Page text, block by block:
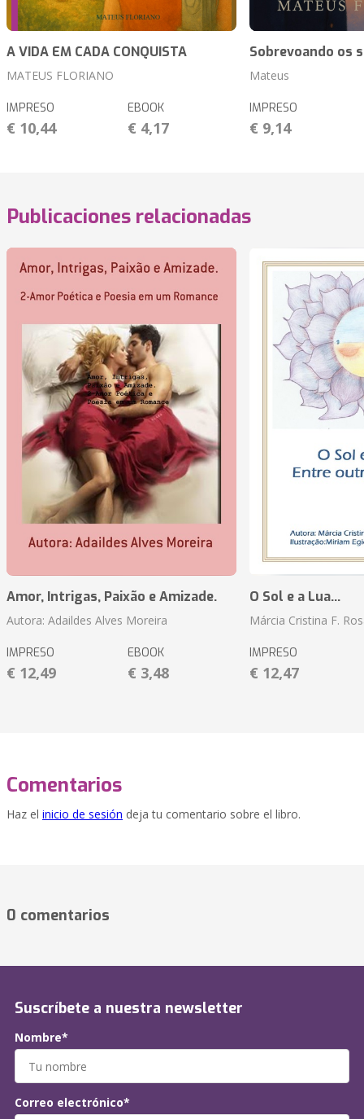
A VIDA EM CADA CONQUISTA
MATEUS FLORIANO
IMPRESO
€ 10,44
EBOOK
€ 4,17
Sobrevoando os
Mateus
IMPRESO
€ 9,14
Publicaciones relacionadas
Amor, Intrigas, Paixão e Amizade.
Autora: Adaildes Alves Moreira
IMPRESO
€ 12,49
EBOOK
€ 3,48
O Sol e a Lua...
Márcia Cristina F.
IMPRESO
€ 12,47
Comentarios
Haz el inicio de sesión deja tu comentario sobre el libro.
0 comentarios
Suscríbete a nuestra newsletter
Nombre*
Correo electrónico*